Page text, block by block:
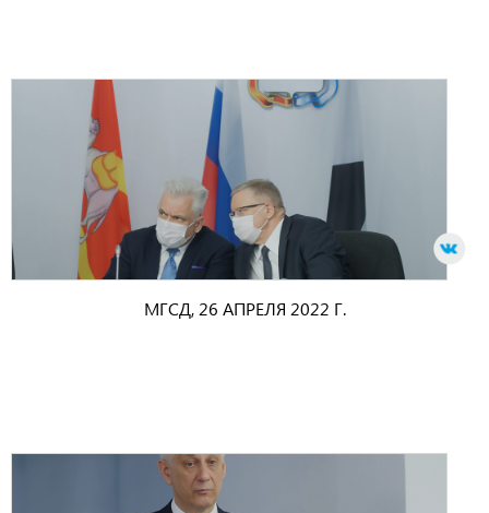
МГСД, 26 АПРЕЛЯ 2022 Г.